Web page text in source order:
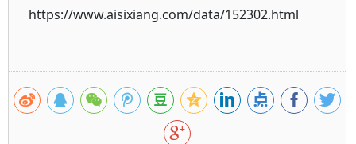
https://www.aisixiang.com/data/152302.html